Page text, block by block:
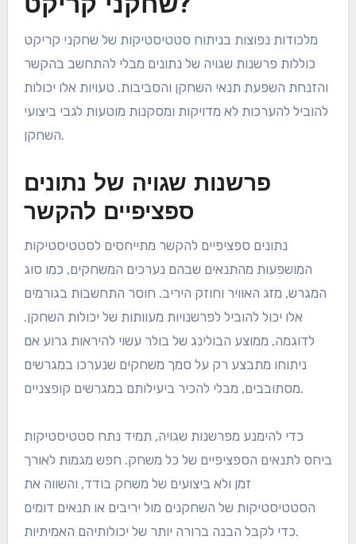
שחקני קריקט?
מלכודות נפוצות בניתוח סטטיסטיקות של שחקני קריקט
כוללות פרשנות שגויה של נתונים מבלי להתחשב בהקשר
והזנחת השפעת תנאי השחקן והסביבות. טעויות אלו יכולות
להוביל להערכות לא מדויקות ומסקנות מוטעות לגבי ביצועי
השחקן.
פרשנות שגויה של נתונים
ספציפיים להקשר
נתונים ספציפיים להקשר מתייחסים לסטטיסטיקות
המושפעות מהתנאים שבהם נערכים המשחקים, כמו סוג
המגרש, מזג האוויר וחוזק היריב. חוסר התחשבות בגורמים
אלו יכול להוביל לפרשנויות מעוותות של יכולות השחקן.
לדוגמה, ממוצע הבולינג של בולר עשוי להיראות גרוע אם
ניתוחו מתבצע רק על סמך משחקים שנערכו במגרשים
מסתובבים, מבלי להכיר ביעילותם במגרשים קופצניים.
כדי להימנע מפרשנות שגויה, תמיד נתח סטטיסטיקות
ביחס לתנאים הספציפיים של כל משחק. חפש מגמות לאורך
זמן ולא ביצועים של משחק בודד, והשווה את
הסטטיסטיקות של השחקנים מול יריבים או תנאים דומים
כדי לקבל הבנה ברורה יותר של יכולותיהם האמיתיות.